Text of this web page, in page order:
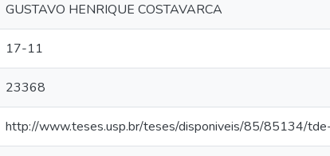
GUSTAVO HENRIQUE COSTAVARCA
17-11
23368
http://www.teses.usp.br/teses/disponiveis/85/85134/